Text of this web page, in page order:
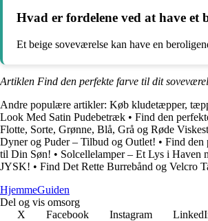
Hvad er fordelene ved at have et
Et beige soveværelse kan have en
Artiklen Find den perfekte farve til dit
Andre populære artikler: Køb kludetæpper,
Look Med Satin Pudebetræk • Find den
Flotte, Sorte, Grønne, Blå, Grå og Røde
Dyner og Puder – Tilbud og Outlet! • Find den
til Din Søn! • Solcellelamper – Et Lys i Haven
JYSK! • Find Det Rette Burrebånd og Velcro
HjemmeGuiden
Del og vis omsorg
X
Facebook Instagram